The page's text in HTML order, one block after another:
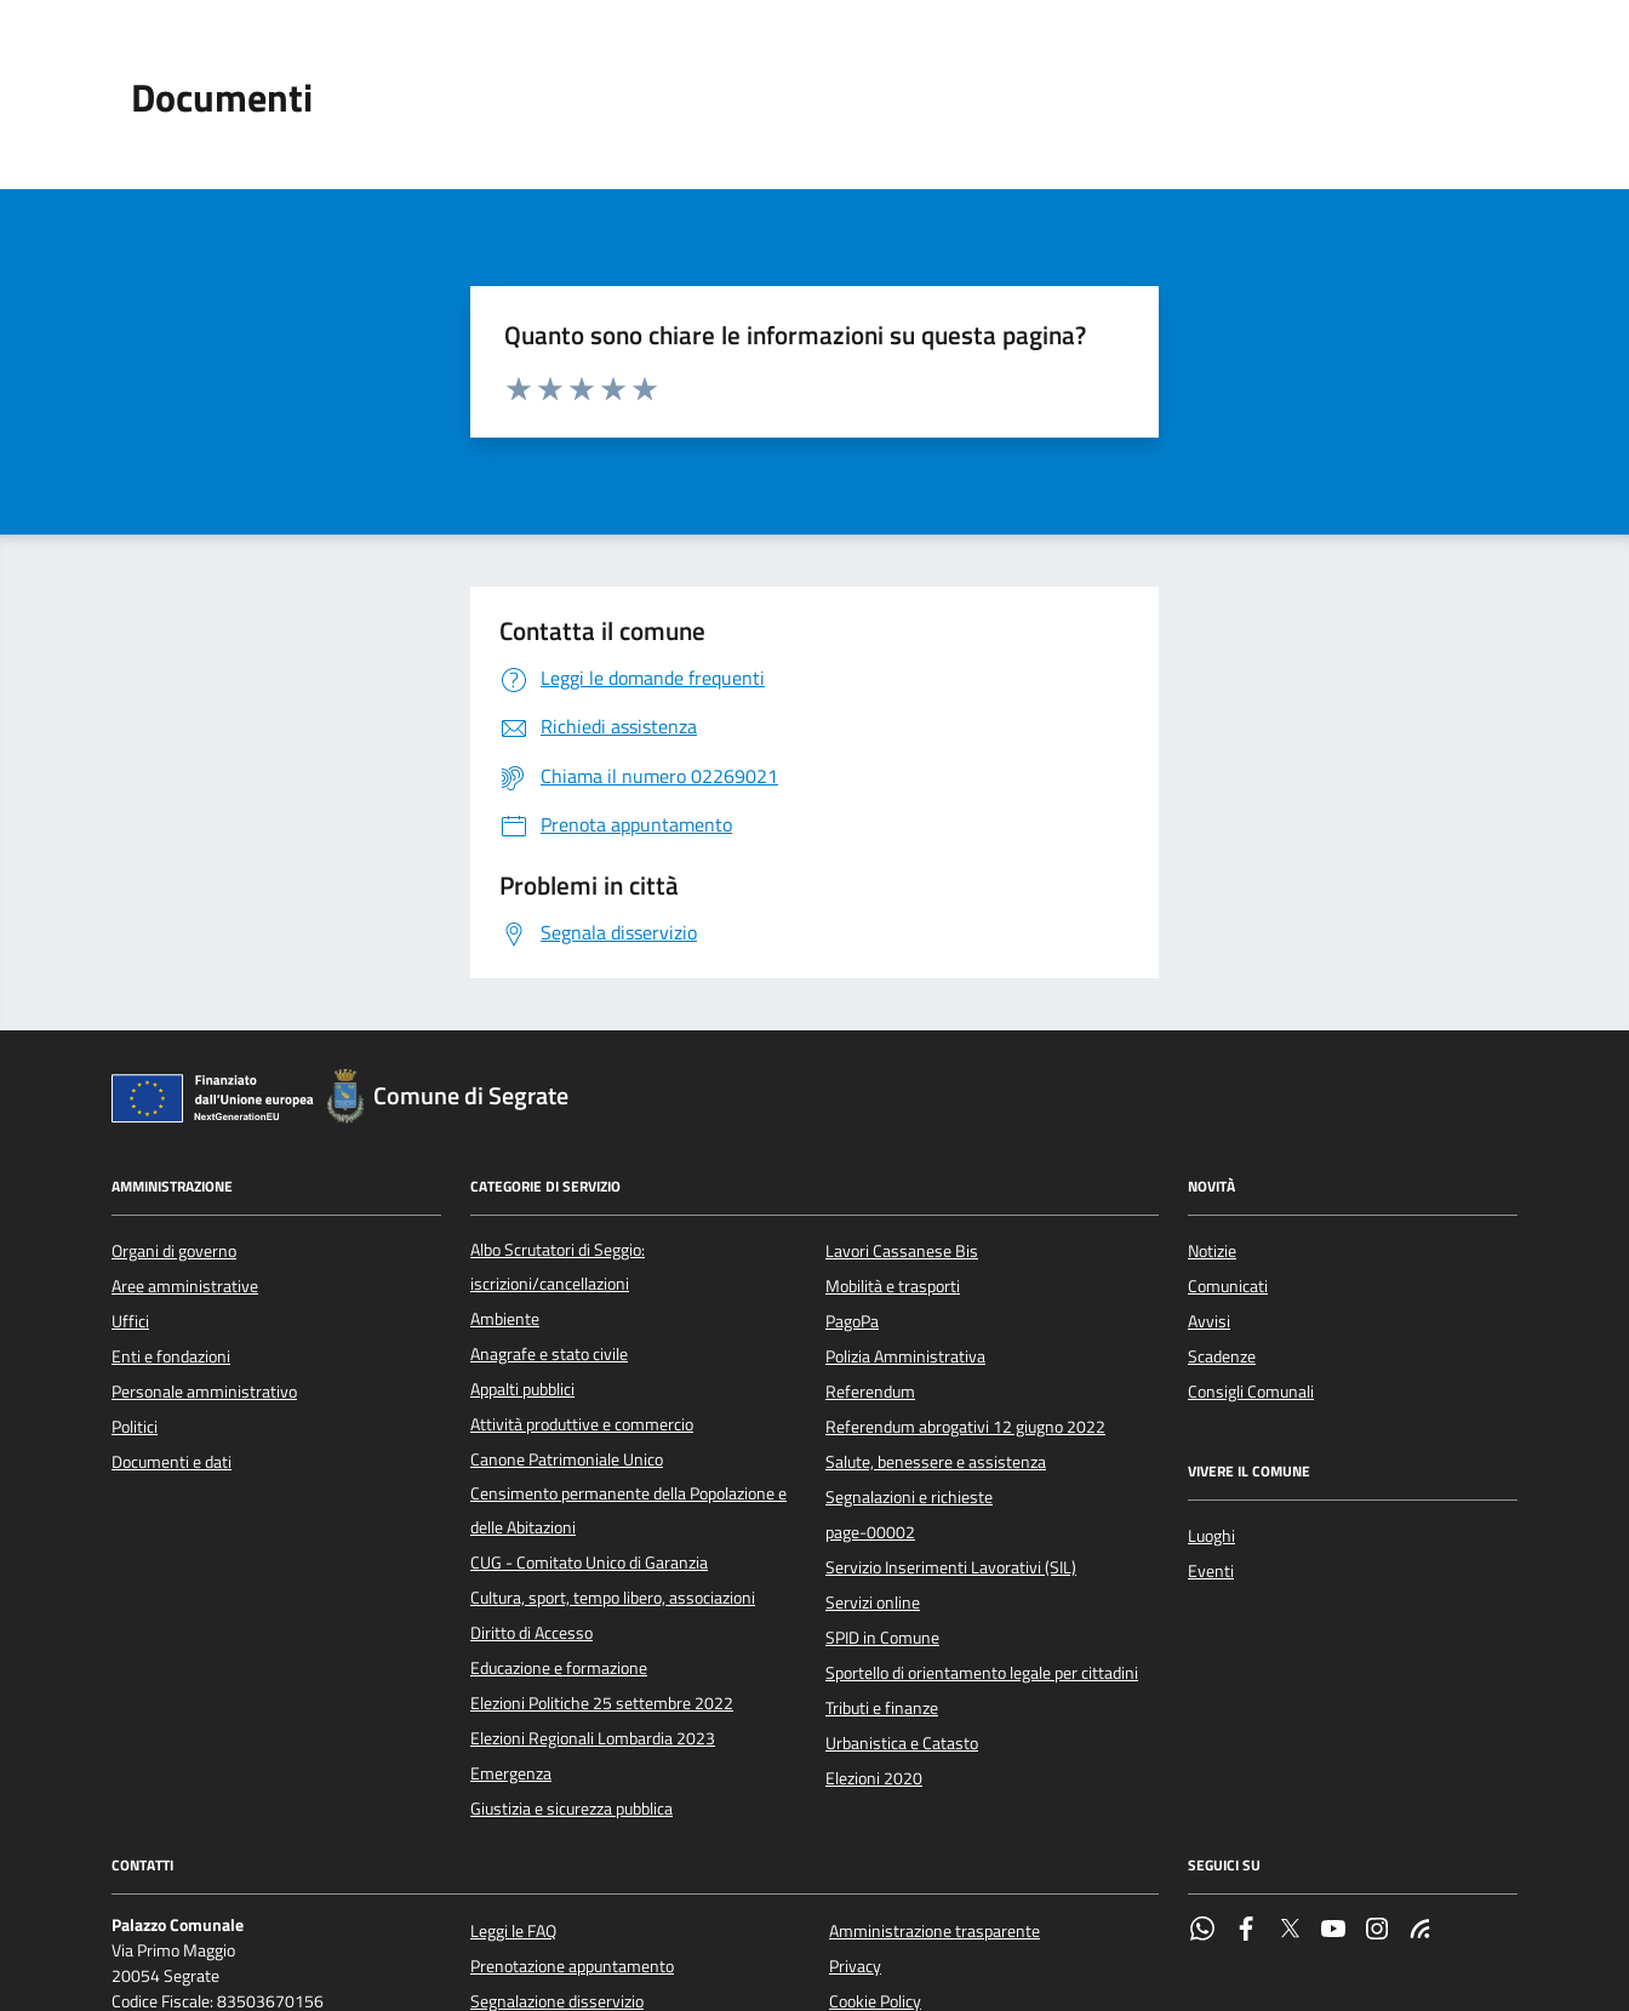
Documenti
Quanto sono chiare le informazioni su questa pagina?
Valuta da 1 a 5 stelle la pagina
Contatta il comune
Leggi le domande frequenti
Richiedi assistenza
Chiama il numero 02269021
Prenota appuntamento
Problemi in città
Segnala disservizio
Comune di Segrate
AMMINISTRAZIONE
Organi di governo
Aree amministrative
Uffici
Enti e fondazioni
Personale amministrativo
Politici
Documenti e dati
CATEGORIE DI SERVIZIO
Albo Scrutatori di Seggio:
iscrizioni/cancellazioni
Ambiente
Anagrafe e stato civile
Appalti pubblici
Attività produttive e commercio
Canone Patrimoniale Unico
Censimento permanente della Popolazione e
delle Abitazioni
CUG - Comitato Unico di Garanzia
Cultura, sport, tempo libero, associazioni
Diritto di Accesso
Educazione e formazione
Elezioni Politiche 25 settembre 2022
Elezioni Regionali Lombardia 2023
Emergenza
Giustizia e sicurezza pubblica
Lavori Cassanese Bis
Mobilità e trasporti
PagoPa
Polizia Amministrativa
Referendum
Referendum abrogativi 12 giugno 2022
Salute, benessere e assistenza
Segnalazioni e richieste
page-00002
Servizio Inserimenti Lavorativi (SIL)
Servizi online
SPID in Comune
Sportello di orientamento legale per cittadini
Tributi e finanze
Urbanistica e Catasto
Elezioni 2020
NOVITÀ
Notizie
Comunicati
Avvisi
Scadenze
Consigli Comunali
VIVERE IL COMUNE
Luoghi
Eventi
CONTATTI
Palazzo Comunale
Via Primo Maggio
20054 Segrate
Codice Fiscale: 83503670156
Leggi le FAQ
Prenotazione appuntamento
Segnalazione disservizio
Amministrazione trasparente
Privacy
Cookie Policy
SEGUICI SU